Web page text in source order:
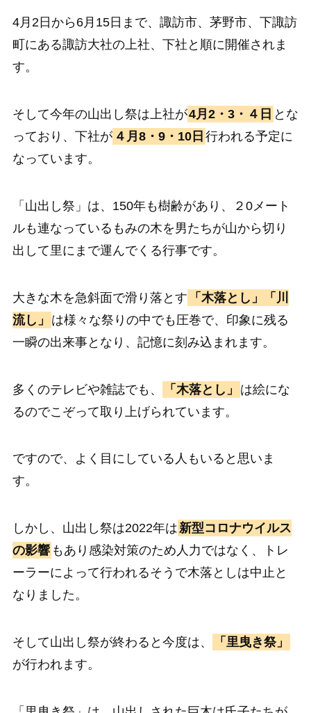
4月2日から6月15日まで、諏訪市、茅野市、下諏訪
町にある諏訪大社の上社、下社と順に開催されま
す。
そして今年の山出し祭は上社が4月2・3・４日 とな
っており、下社が ４月8・9・10日 行われる予定に
なっています。
「山出し祭」は、150年も樹齢があり、２0メート
ルも連なっているもみの木を男たちが山から切り
出して里にまで運んでくる行事です。
大きな木を急斜面で滑り落とす
「木落とし」「川
流し」
は様々な祭りの中でも圧巻で、印象に残る
一瞬の出来事となり、記憶に刻み込まれます。
多くのテレビや雑誌でも、 「木落とし」
は絵にな
るのでこぞって取り上げられています。
ですので、よく目にしている人もいると思いま
す。
しかし、山出し祭は2022年は新型コロナウイルス
の影響 もあり感染対策のため人力ではなく、トレ
ーラーによって行われるそうで木落としは中止と
なりました。
そして山出し祭が終わると今度は、
「里曳き祭」
が行われます。